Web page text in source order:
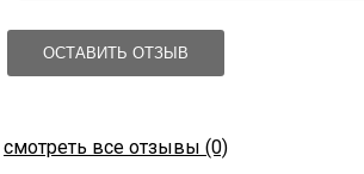
ОСТАВИТЬ ОТЗЫВ
смотреть все отзывы (0)